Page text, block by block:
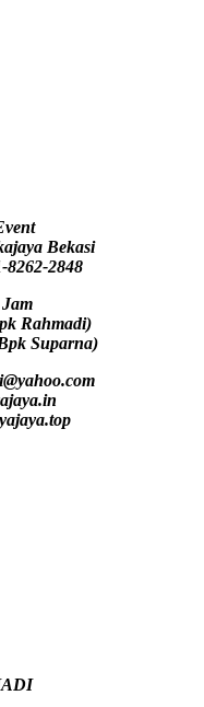
Bekasi
8262-2848
Rahmadi)
Suparna)